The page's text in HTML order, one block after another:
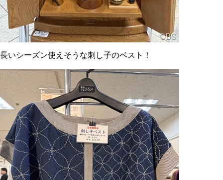
長いシーズン使えそうな刺し子のベスト！